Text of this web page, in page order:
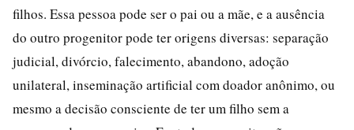
filhos. Essa pessoa pode ser o pai ou a mãe, e a ausência
do outro progenitor pode ter origens diversas: separação
judicial, divórcio, falecimento, abandono, adoção
unilateral, inseminação artificial com doador anônimo, ou
mesmo a decisão consciente de ter um filho sem a